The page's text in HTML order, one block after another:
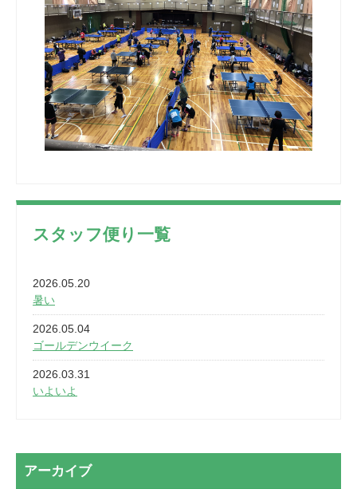
スタッフ便り一覧
2026.05.20
暑い
2026.05.04
ゴールデンウイーク
2026.03.31
いよいよ
2026.03.20
なぎなた
アーカイブ